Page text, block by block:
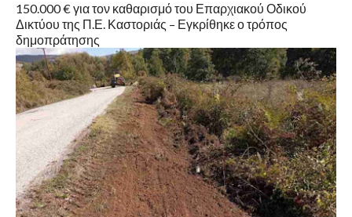
150.000 € για τον καθαρισμό του Επαρχιακού Οδικού
Δικτύου της Π.Ε. Καστοριάς – Εγκρίθηκε ο τρόπος
δημοπράτησης